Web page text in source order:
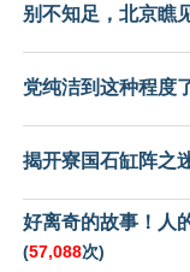
别不知足，北京瞧
党纯洁到这种程度
揭开寮国石缸阵之
好离奇的故事！人
(57,088次)